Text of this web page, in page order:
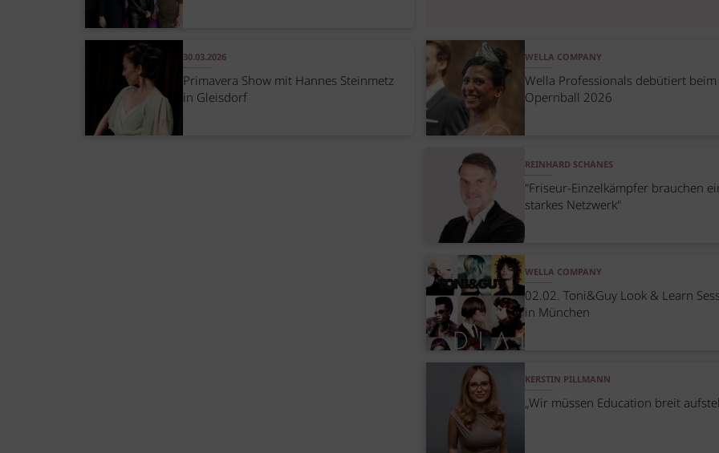
30.03.2026
Primavera Show mit Hannes Steinmetz
in Gleisdorf
WELLA COMPANY
Wella Professionals debütiert beim
Opernball 2026
REINHARD SCHANES
"Friseur-Einzelkämpfer brauchen
starkes Netzwerk"
WELLA COMPANY
02.02. Toni&Guy Look & Learn
in München
KERSTIN PILLMANN
„Wir müssen Education breit